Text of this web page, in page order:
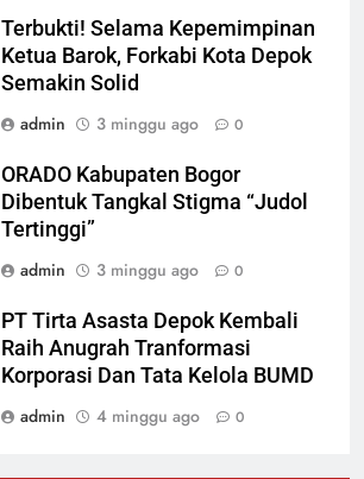
Terbukti! Selama Kepemimpinan
Ketua Barok, Forkabi Kota Depok
Semakin Solid
admin
3 minggu ago 0
ORADO Kabupaten Bogor
Dibentuk Tangkal Stigma “Judol
Tertinggi”
admin
3 minggu ago 0
PT Tirta Asasta Depok Kembali
Raih Anugrah Tranformasi
Korporasi Dan Tata Kelola BUMD
admin
4 minggu ago 0